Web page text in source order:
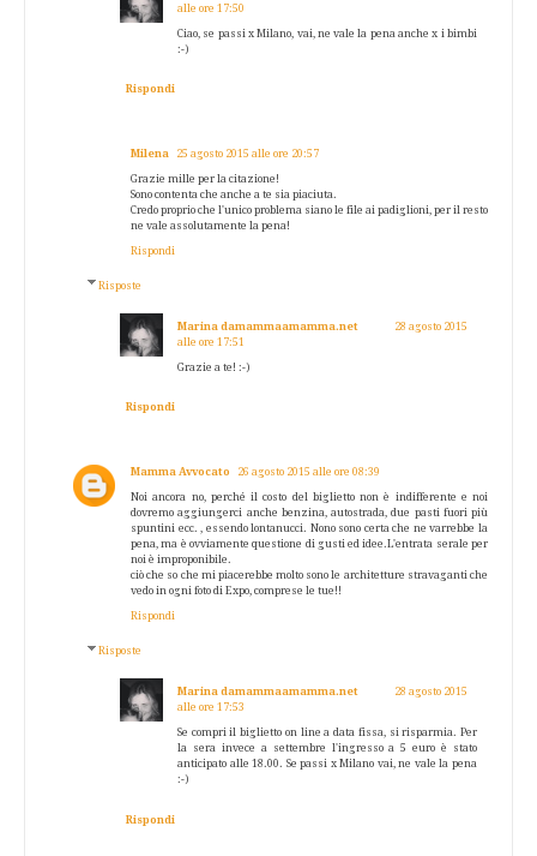
alle ore 17:50
Ciao, se passi x Milano, vai, ne vale la pena anche x i bimbi
:-)
Rispondi
Milena 25 agosto 2015 alle ore 20:57
Grazie mille per la citazione!
Sono contenta che anche a te sia piaciuta.
Credo proprio che l'unico problema siano le file ai padiglioni, per il resto
ne vale assolutamente la pena!
Rispondi
Risposte
Marina damammaamamma.net
28 agosto 2015
alle ore 17:51
Grazie a te! :-)
Rispondi
Mamma Avvocato 26 agosto 2015 alle ore 08:39
Noi ancora no, perché il costo del biglietto non è indifferente e noi
dovremo aggiungerci anche benzina, autostrada, due pasti fuori più
spuntini ecc. , essendo lontanucci. Nono sono certa che ne varrebbe la
pena, ma è ovviamente questione di gusti ed idee.L'entrata serale per
noi è improponibile.
ciò che so che mi piacerebbe molto sono le architetture stravaganti che
vedo in ogni foto di Expo, comprese le tue!!
Rispondi
Risposte
Marina damammaamamma.net
28 agosto 2015
alle ore 17:53
Se compri il biglietto on line a data fissa, si risparmia. Per
la sera invece a settembre l'ingresso a 5 euro è stato
anticipato alle 18.00. Se passi x Milano vai, ne vale la pena
:-)
Rispondi